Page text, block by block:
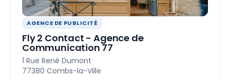
AGENCE DE PUBLICITÉ
Fly 2 Contact - Agence de
Communication 77
1 Rue René Dumont
77380 Combs-la-Ville